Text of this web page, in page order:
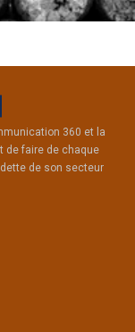
360 et la
de faire de chaque
de son secteur